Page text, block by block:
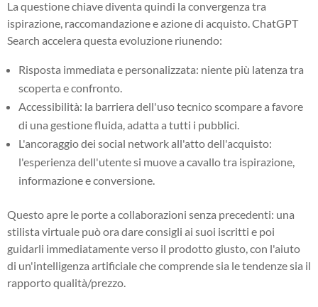
La questione chiave diventa quindi la convergenza tra
ispirazione, raccomandazione e azione di acquisto. ChatGPT
Search accelera questa evoluzione riunendo:
Risposta immediata e personalizzata: niente più latenza tra
scoperta e confronto.
Accessibilità: la barriera dell'uso tecnico scompare a favore
di una gestione fluida, adatta a tutti i pubblici.
L'ancoraggio dei social network all'atto dell'acquisto:
l'esperienza dell'utente si muove a cavallo tra ispirazione,
informazione e conversione.
Questo apre le porte a collaborazioni senza precedenti: una
stilista virtuale può ora dare consigli ai suoi iscritti e poi
guidarli immediatamente verso il prodotto giusto, con l'aiuto
di un'intelligenza artificiale che comprende sia le tendenze sia il
rapporto qualità/prezzo.